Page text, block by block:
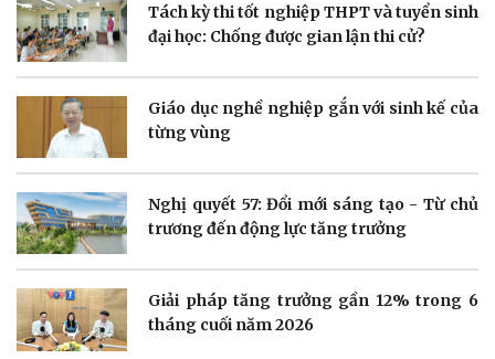
Doanh nghiệp
Thông tin doanh nghiệp
Doanh nghiệp 24h
Doanh nhân
Vì cộng đồng
Công nghệ
Sành điệu
Tin Công nghệ
Trải nghiệm
Chuyển đổi số
Sức khỏe
Dinh dưỡng - món ngon
Cây thuốc
Sản phụ khoa
Đời sống
Nhà đẹp
Blog
Tách kỳ thi tốt nghiệp THPT và tuyển sinh
đại học: Chống được gian lận thi cử?
Giáo dục nghề nghiệp gắn với sinh kế của
từng vùng
Nghị quyết 57: Đổi mới sáng tạo - Từ chủ
trương đến động lực tăng trưởng
Giải pháp tăng trưởng gần 12% trong 6
tháng cuối năm 2026